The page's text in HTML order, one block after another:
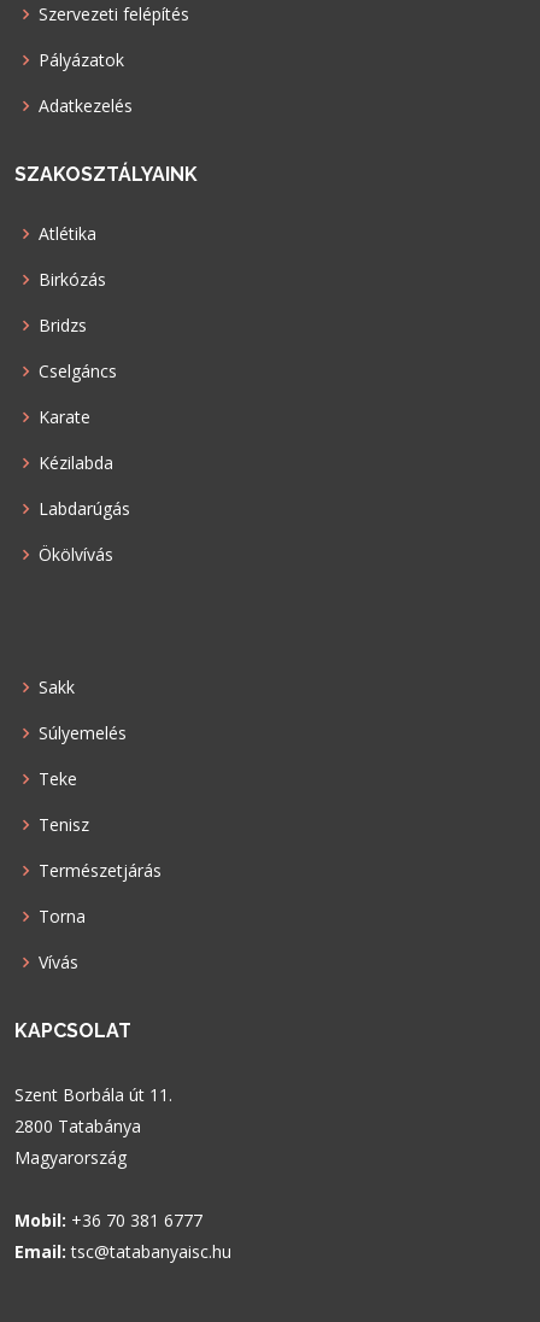
Szervezeti felépítés
Pályázatok
Adatkezelés
SZAKOSZTÁLYAINK
Atlétika
Birkózás
Bridzs
Cselgáncs
Karate
Kézilabda
Labdarúgás
Ökölvívás
Sakk
Súlyemelés
Teke
Tenisz
Természetjárás
Torna
Vívás
KAPCSOLAT
Szent Borbála út 11.
2800 Tatabánya
Magyarország
Mobil: +36 70 381 6777
Email: tsc@tatabanyaisc.hu